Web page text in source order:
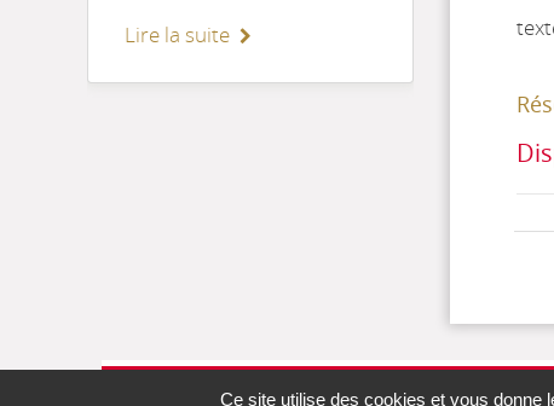
Lire la suite
Ce site utilise des cookies et vous donne